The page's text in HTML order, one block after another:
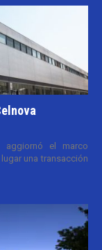
aggiornó el marco
una transacción